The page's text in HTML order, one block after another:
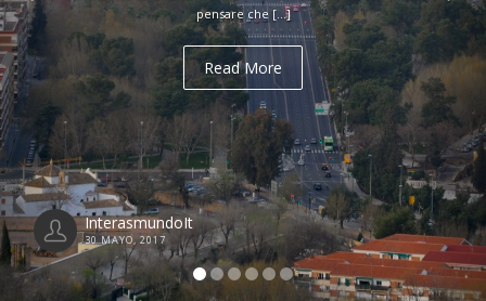
Read More
InterasmundoIt
21 ABRIL, 2017